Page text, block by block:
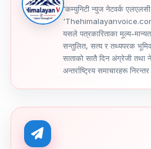
'कम्युनिटी न्युज नेटवर्क
यसले पत्रकारिताका मूल्य-
सन्तुलित, सत्य र तथ्यपरक भूमिका
साताको सातै दिन अंग्रेजी तथा
अन्तर्राष्ट्रिय समाचारहरू